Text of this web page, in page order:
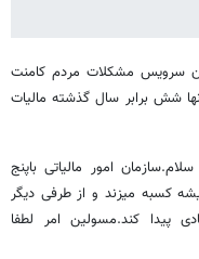
سرویس مشکلات مردم کامنت
شش برابر سال گذشته مالیات
امور مالیاتی باپنج
کسبه میزند و از طرفی دیگر
پیدا کند.مسولین امر لطفا